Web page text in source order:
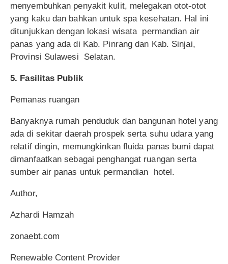
menyembuhkan penyakit kulit, melegakan otot-otot
yang kaku dan bahkan untuk spa kesehatan. Hal ini
ditunjukkan dengan lokasi wisata permandian air
panas yang ada di Kab. Pinrang dan Kab. Sinjai,
Provinsi Sulawesi Selatan.
5. Fasilitas Publik
Pemanas ruangan
Banyaknya rumah penduduk dan bangunan hotel yang
ada di sekitar daerah prospek serta suhu udara yang
relatif dingin, memungkinkan fluida panas bumi dapat
dimanfaatkan sebagai penghangat ruangan serta
sumber air panas untuk permandian hotel.
Author,
Azhardi Hamzah
zonaebt.com
Renewable Content Provider